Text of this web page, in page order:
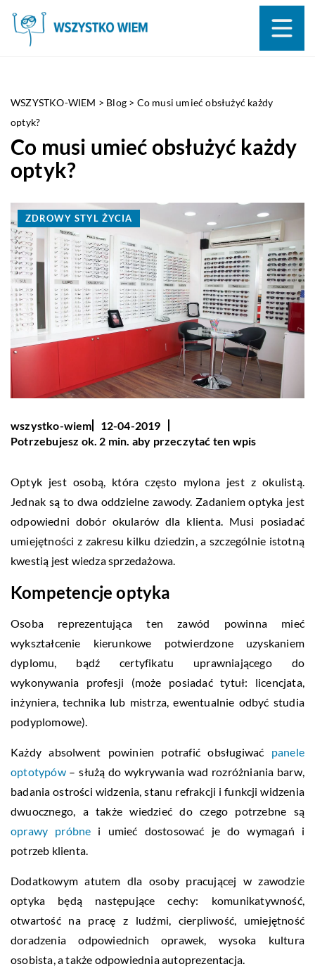
WSZYSTKO-WIEM > Blog > Co musi umieć obsłużyć każdy
optyk?
Co musi umieć obsłużyć każdy
optyk?
ZDROWY STYL ŻYCIA
wszystko-wiem
12-04-2019
Potrzebujesz ok. 2 min. aby przeczytać ten wpis
Optyk jest osobą, która często mylona jest z okulistą.
Jednak są to dwa oddzielne zawody. Zadaniem optyka jest
odpowiedni dobór okularów dla klienta. Musi posiadać
umiejętności z zakresu kilku dziedzin, a szczególnie istotną
kwestią jest wiedza sprzedażowa.
Kompetencje optyka
Osoba reprezentująca ten zawód powinna mieć
wykształcenie kierunkowe potwierdzone uzyskaniem
dyplomu, bądź certyfikatu uprawniającego do
wykonywania profesji (może posiadać tytuł: licencjata,
inżyniera, technika lub mistrza, ewentualnie odbyć studia
podyplomowe).
Każdy absolwent powinien potrafić obsługiwać panele
optotypów– służą do wykrywania wad rozróżniania barw,
badania ostrości widzenia, stanu refrakcji i funkcji widzenia
dwuocznego, a także wiedzieć do czego potrzebne są
oprawy próbne i umieć dostosować je do wymagań i
potrzeb klienta.
Dodatkowym atutem dla osoby pracującej w zawodzie
optyka będą następujące cechy: komunikatywność,
otwartość na pracę z ludźmi, cierpliwość, umiejętność
doradzenia odpowiednich oprawek, wysoka kultura
osobista, a także odpowiednia autoprezentacja.